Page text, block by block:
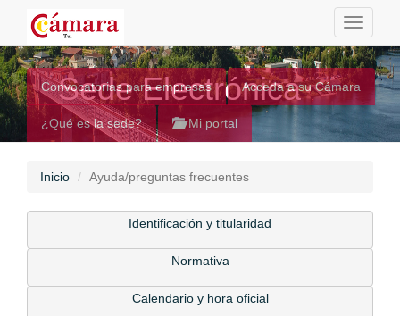
Toggle
Sede Electrónica
Convocatorias para empresas Acceda a su Cámara
¿Qué es la sede? Mi portal
Inicio Ayuda/preguntas frecuentes
Identificación y titularidad
Normativa
Calendario y hora oficial